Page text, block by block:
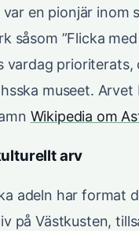
en pionjär
”Flicka med
museet.
Wikipedia om
arv
adeln har
på Västkusten,